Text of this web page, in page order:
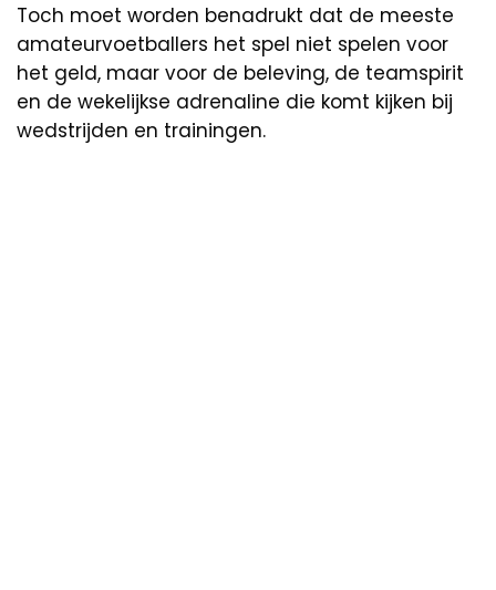
Toch moet worden benadrukt dat de meeste
amateurvoetballers het spel niet spelen voor
het geld, maar voor de beleving, de teamspirit
en de wekelijkse adrenaline die komt kijken bij
wedstrijden en trainingen.